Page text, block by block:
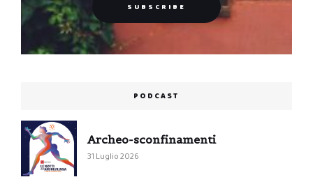
PODCAST
Archeo-sconfinamenti
31 Luglio 2026